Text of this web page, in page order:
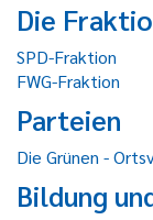
Die
SPD-Fraktion
FWG-Fraktion
Parteien
Die Grünen -
Bildung